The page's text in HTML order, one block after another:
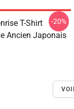
T-Shirt
Ancien Japonais
-20%